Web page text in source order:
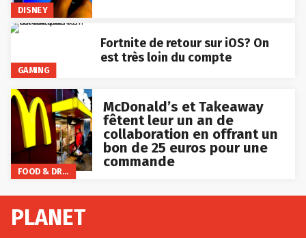
DISNEY
GAMING
Fortnite de retour sur iOS? On
est très loin du compte
McDonald’s et Takeaway
fêtent leur un an de
collaboration en offrant un
bon de 25 euros pour une
commande
PLANET